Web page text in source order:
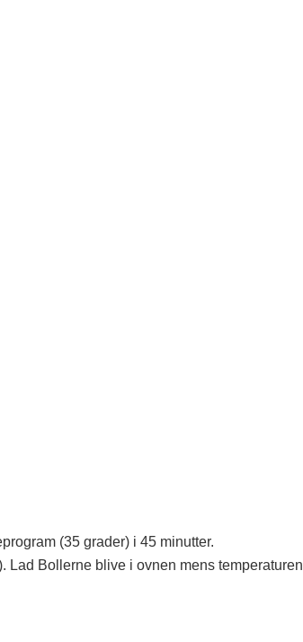
(35 grader) i 45 minutter.
Bollerne blive i ovnen mens temperaturen